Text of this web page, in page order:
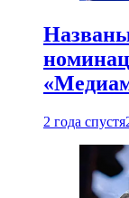
2 года спустя